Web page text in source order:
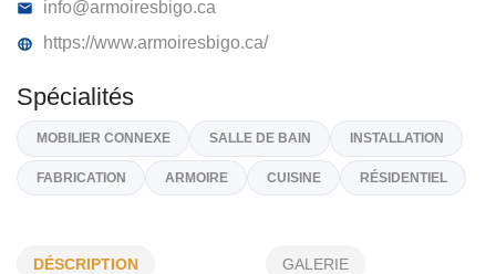
BIGO INC
(450) 347-1325
Sur Demande
info@armoiresbigo.ca
DÉSCRIPTION GALERIE